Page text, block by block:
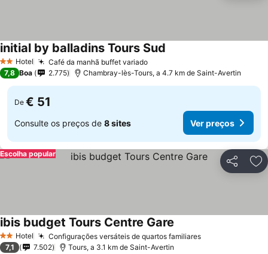
2 Estrelas
Hotel Café da manhã buffet variadoVer preços
initial by balladins Tours Sud
7,8 Boa 2.775 Chambray-lès-Tours, a 4.7 km de Saint-Avertin
De € 51
Consulte os preços de 8 sites Ver preços
Partilhar
Escolha popular
2 Estrelas
Hotel Configurações versáteis de quartos familiaresVer preços
ibis budget Tours Centre Gare
7,1 7.502 Tours, a 3.1 km de Saint-Avertin